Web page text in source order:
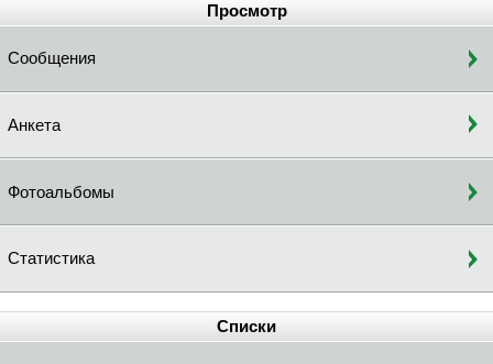
Просмотр
Сообщения
Анкета
Фотоальбомы
Статистика
Списки